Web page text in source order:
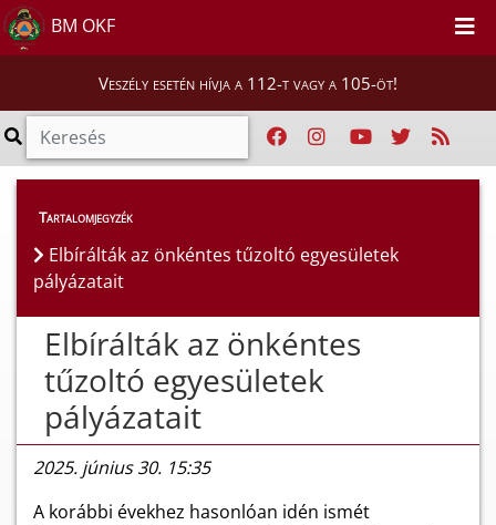
BM OKF
Veszély esetén hívja a 112-t vagy a 105-öt!
Híreink > Hírek
Tartalomjegyzék
Elbírálták az önkéntes tűzoltó egyesületek
pályázatait
Elbírálták az önkéntes
tűzoltó egyesületek
pályázatait
2025. június 30. 15:35
A korábbi évekhez hasonlóan idén ismét